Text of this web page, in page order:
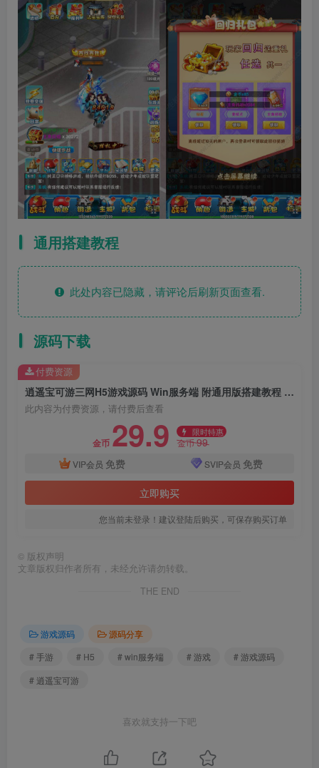
通用搭建教程
此处内容已隐藏，请评论后刷新页面查看.
源码下载
逍遥宝可游三网H5游戏源码 Win服务端 附通用版搭建教程 GM管理超级后台 多区+跨服系统
此内容为付费资源，请付费后查看
金币 29.9 限时特惠
金币99
VIP会员 免费 SVIP会员 免费
立即购买
您当前未登录！建议登陆后购买，可保存购买订单
付费资源
© 版权声明
文章版权归作者所有，未经允许请勿转载。
THE END
游戏源码
源码分享
# 手游
# H5 # win服务端 # 游戏
# 游戏源码
# 逍遥宝可游
喜欢就支持一下吧